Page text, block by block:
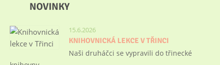
NOVINKY
15.6.2026
KNIHOVNICKÁ LEKCE V TŘINCI
Naši druháčci se vypravili do třinecké